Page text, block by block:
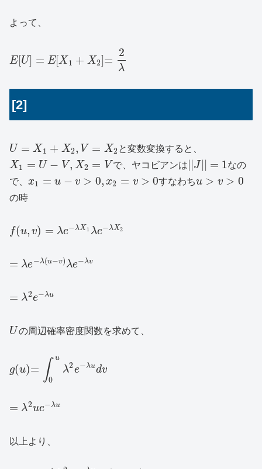
よって、
E[U] = E[X1 + X2]=
2
λ
[2]
U = X1 + X2, V = X2 と変数変換すると、
X1 = U − V , X2 = V で、ヤコビアンは||J|| = 1なの
で、 x1 = u − v > 0, x2 = v > 0すなわちu > v > 0
の時
f(u, v) = λe−λX 1 λe−λX2
= λe−λ(u−v)λe−λv
= λ2e−λu
Uの周辺確率密度関数を求めて、
g(u)= ∫ u
0
λ2e−λudv
= λ2ue−λu
以上より、